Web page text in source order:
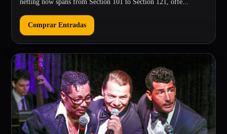
netting now spans from Section 101 to Section 121, offe...
Comprar Entradas